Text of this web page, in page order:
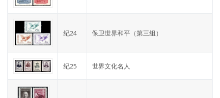
纪24 保卫世界和平（第三组）
纪25 世界文化名人